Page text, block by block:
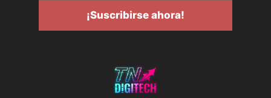
¡Suscribirse ahora!